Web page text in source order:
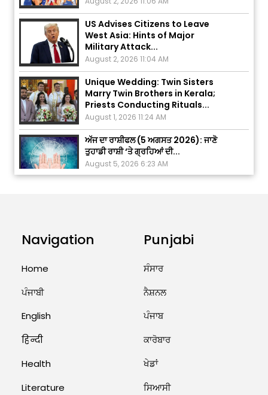
US Advises Citizens to Leave
West Asia: Hints of Major
Military Attack...
August 2, 2026 11:04 AM
Unique Wedding: Twin Sisters
Marry Twin Brothers in Kerala;
Priests Conducting Rituals...
August 1, 2026 11:24 AM
ਅੱਜ ਦਾ ਰਾਸ਼ੀਫਲ (5 ਅਗਸਤ 2026): ਜਾਣੋ
ਤੁਹਾਡੀ ਰਾਸ਼ੀ ‘ਤੇ ਗ੍ਰਹਿਆਂ ਦੀ...
August 5, 2026 6:23 AM
India Wins 8 Gold Medals on Day
10 of Commonwealth Games:
West Asia: Hints of Major
August 2, 2026 11:04 AM
Unique Wedding: Twin Sisters
Priests Conducting Rituals...
Navigation
Home
ਪੰਜਾਬੀ
English
हिन्दी
Health
Literature
Punjabi
ਸੰਸਾਰ
ਨੈਸ਼ਨਲ
ਪੰਜਾਬ
ਕਾਰੋਬਾਰ
ਖੇਡਾਂ
ਸਿਆਸੀ